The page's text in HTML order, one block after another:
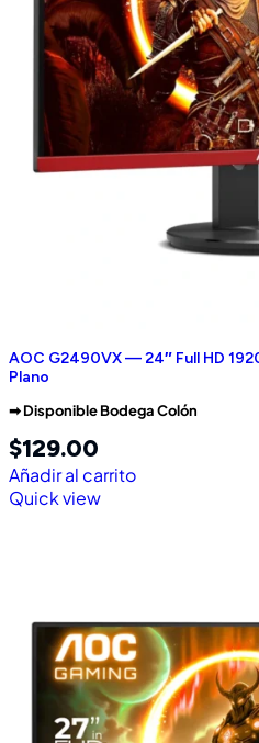
AOC G2490VX — 24″ Full HD
Plano
➡︎ Disponible Bodega Colón
$129.00
Añadir al carrito
Quick view